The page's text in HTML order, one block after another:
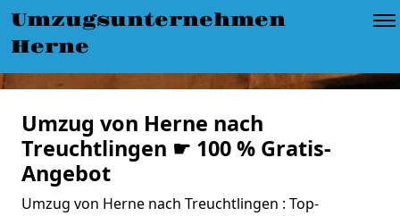
Umzugsunternehmen
Herne
Umzug von Herne nach
Treuchtlingen ☛ 100 % Gratis-
Angebot
Umzug von Herne nach Treuchtlingen : Top-